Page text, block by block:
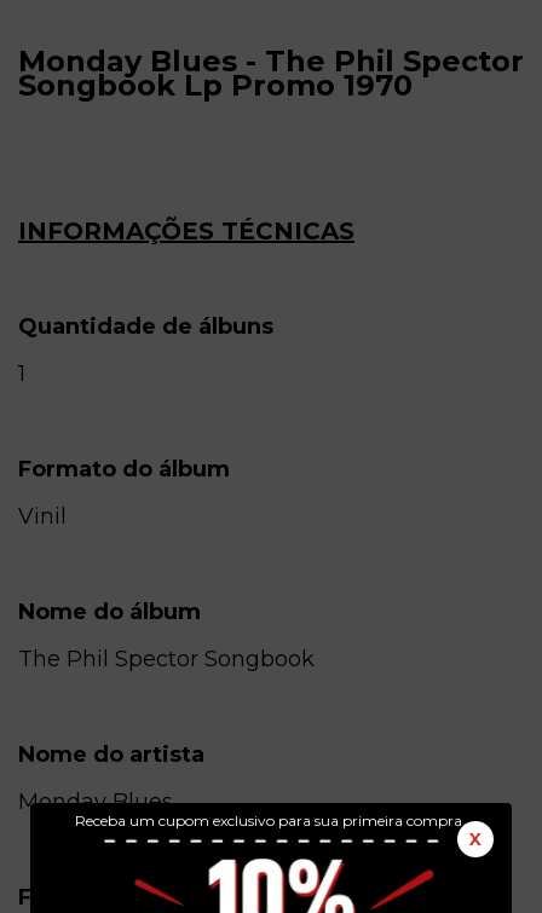
Receba um cupom exclusivo para sua primeira compra.
X
Monday Blues - The Phil Spector
Songbook Lp Promo 1970
INFORMAÇÕES TÉCNICAS
Quantidade de álbuns
1
Formato do álbum
Vinil
Nome do álbum
The Phil Spector Songbook
Nome do artista
Monday Blues
Formato